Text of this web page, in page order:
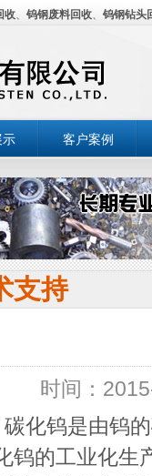
收、 钨钢废料回收、 钨钢钻头
示 客户案例
支持
时间：
化钨是由钨的
钨的工业化生